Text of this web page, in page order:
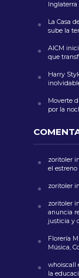
Inglaterra
La Casa
sube la
AICM
que
Harry
Moverte
por la
zoritoler
el
zoritoler
zoritoler
anuncia
justicia y
Florería
Música,
whoiscall
la